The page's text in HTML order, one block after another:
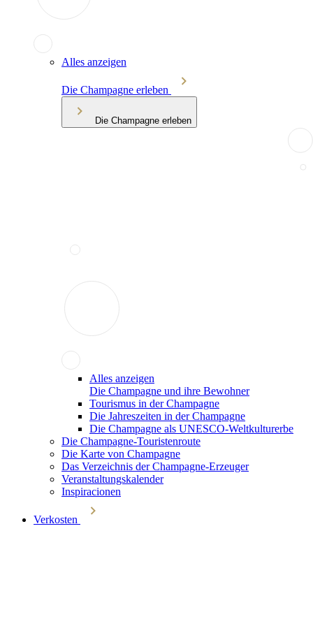
Alles anzeigen
Die Champagne erleben
Die Champagne erleben
Alles anzeigen
Die Champagne und ihre Bewohner
Tourismus in der Champagne
Die Jahreszeiten in der Champagne
Die Champagne als UNESCO-Weltkulturerbe
Die Champagne-Touristenroute
Die Karte von Champagne
Das Verzeichnis der Champagne-Erzeuger
Veranstaltungskalender
Inspiracionen
Verkosten